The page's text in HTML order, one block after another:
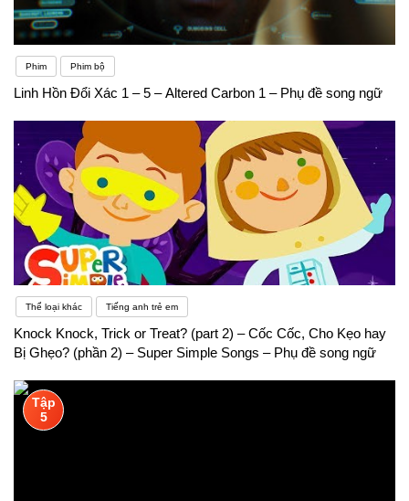
Phim Phim bộ
Linh Hồn Đổi Xác 1 – 5 – Altered Carbon 1 – Phụ đề song ngữ
Thể loại khác Tiếng anh trẻ em
Knock Knock, Trick or Treat? (part 2) – Cốc Cốc, Cho Kẹo hay
Bị Ghẹo? (phần 2) – Super Simple Songs – Phụ đề song ngữ
Tập
5